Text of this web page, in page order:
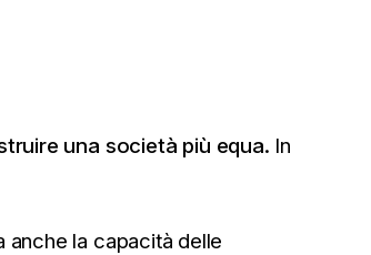
una società più equa. In
anche la capacità delle